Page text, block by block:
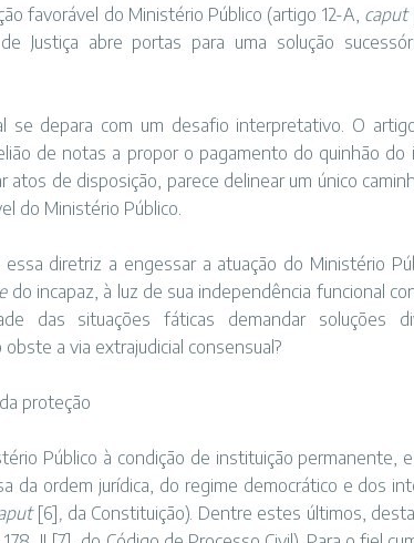
favorável do Ministério Público (artigo 12-A, caput
de Justiça abre portas para uma solução
depara com um desafio interpretativo. O artigo
de notas a propor o pagamento do quinhão do
de disposição, parece delinear um único
do Ministério Público.
diretriz a engessar a atuação do Ministério
do incapaz, à luz de sua independência funcional
das situações fáticas demandar soluções
a via extrajudicial consensual?
proteção
Público à condição de instituição permanente,
da ordem jurídica, do regime democrático e dos
[6] , da Constituição). Dentre estes últimos,